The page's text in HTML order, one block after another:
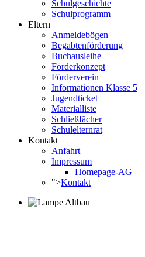
Schulgeschichte
Schulprogramm
Eltern
Anmeldebögen
Begabtenförderung
Buchausleihe
Förderkonzept
Förderverein
Informationen Klasse 5
Jugendticket
Materialliste
Schließfächer
Schulelternrat
Kontakt
Anfahrt
Impressum
Homepage-AG
">Kontakt